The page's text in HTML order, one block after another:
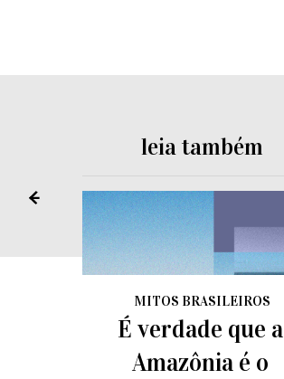
leia também
MITOS BRASILEIROS
É verdade que a
Amazônia é o